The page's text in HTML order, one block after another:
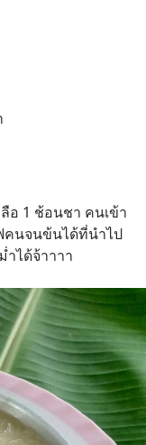
อ 1 ช้อนชา คนเข้า
คนจนข้นได้ที่นำไป
ได้จ้าาาา